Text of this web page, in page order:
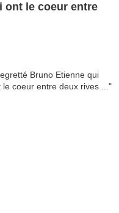
ont le coeur entre